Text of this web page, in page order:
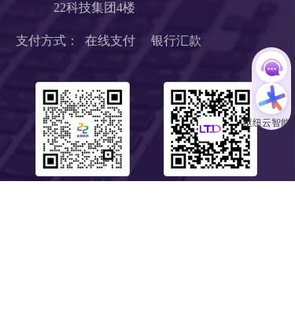
支付方式：  在线支付     银行汇款
22科技集团4楼